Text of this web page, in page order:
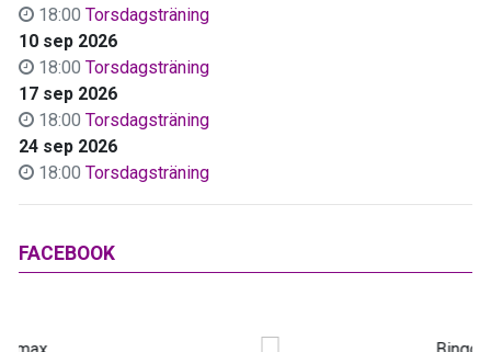
18:00 Torsdagsträning
10 sep 2026
18:00 Torsdagsträning
17 sep 2026
18:00 Torsdagsträning
24 sep 2026
18:00 Torsdagsträning
FACEBOOK